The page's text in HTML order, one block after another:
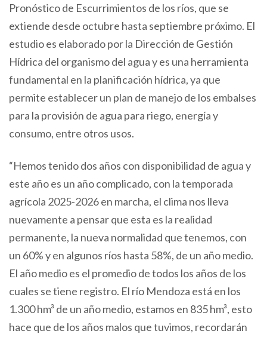
Pronóstico de Escurrimientos de los ríos, que se
extiende desde octubre hasta septiembre próximo. El
estudio es elaborado por la Dirección de Gestión
Hídrica del organismo del agua y es una herramienta
fundamental en la planificación hídrica, ya que
permite establecer un plan de manejo de los embalses
para la provisión de agua para riego, energía y
consumo, entre otros usos.
“Hemos tenido dos años con disponibilidad de agua y
este año es un año complicado, con la temporada
agrícola 2025-2026 en marcha, el clima nos lleva
nuevamente a pensar que esta es la realidad
permanente, la nueva normalidad que tenemos, con
un 60% y en algunos ríos hasta 58%, de un año medio.
El año medio es el promedio de todos los años de los
cuales se tiene registro. El río Mendoza está en los
1.300 hm³ de un año medio, estamos en 835 hm³, esto
hace que de los años malos que tuvimos, recordarán